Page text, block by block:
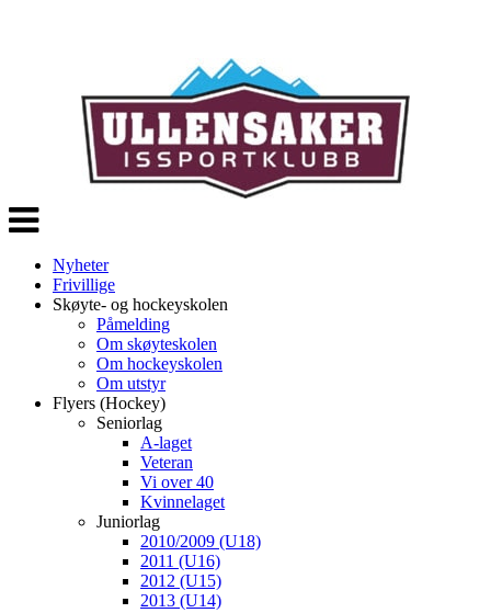
Veksle
navigasjon
Nyheter
Frivillige
Skøyte- og hockeyskolen
Påmelding
Om skøyteskolen
Om hockeyskolen
Om utstyr
Flyers (Hockey)
Seniorlag
A-laget
Veteran
Vi over 40
Kvinnelaget
Juniorlag
2010/2009 (U18)
2011 (U16)
2012 (U15)
2013 (U14)